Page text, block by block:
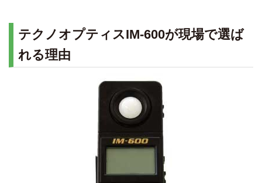
テクノオプティスIM-600が現場で選ば
れる理由